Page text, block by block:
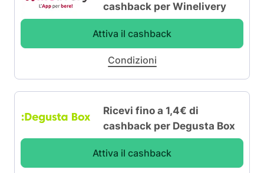
cashback per Winelivery
Attiva il cashback
Condizioni
Ricevi fino a 1,4€ di
cashback per Degusta Box
Attiva il cashback